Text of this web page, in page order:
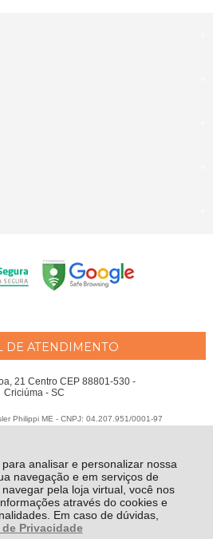
analisar e personalizar nossa
navegação e em serviços de
pela loja virtual, você nos
através do cookies e
Em caso de dúvidas,
Privacidade
DE ATENDIMENTO
21 Centro CEP 88801-530 -
Criciúma - SC
Philippi ME - CNPJ: 04.207.951/0001-97